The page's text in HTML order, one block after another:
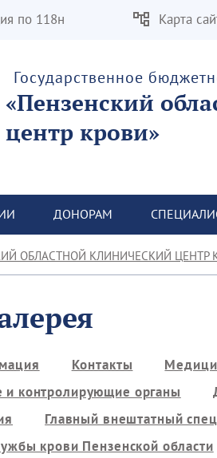
по 118н Карта
Государственное
«Пензенский
центр крови»
ДОНОРАМ
ОБЛАСТНОЙ КЛИНИЧЕСКИЙ ЦЕНТР
Контакты
контролирующие органы
Главный внештатный
крови Пензенской области